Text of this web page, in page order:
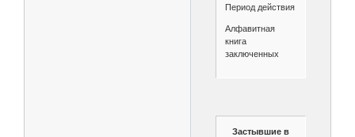
Период действия
Алфавитная
книга
заключенных
Застывшие в